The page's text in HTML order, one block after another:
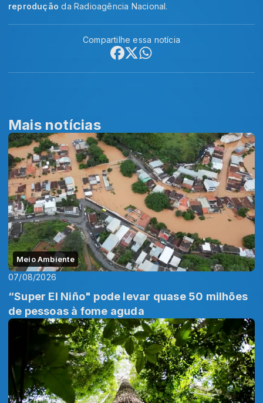
reprodução da Radioagência Nacional.
Compartilhe essa notícia
Mais notícias
Meio Ambiente
07/08/2026
“Super El Niño" pode levar quase 50 milhões
de pessoas à fome aguda